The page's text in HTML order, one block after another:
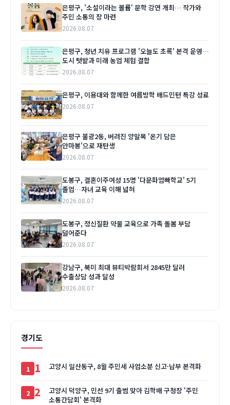
은평구, '소설이라는 볼륨' 문학 강연 개최… 작가와
주민 소통의 장 마련
2026.08.07
은평구, 청년 치유 프로그램 '오늘도 초록' 본격 운영…
도시 텃밭과 미래 농업 체험 결합
2026.08.07
은평구, 이용대와 함께한 여름방학 배드민턴 특강 성료
2026.08.07
은평구 불광2동, 버려진 양말목 '온기 담은
안마봉'으로 재탄생
2026.08.07
도봉구, 결혼이주여성 15명 '다문화엄빠학교' 5기
졸업…자녀 교육 이해 넓혀
2026.08.07
도봉구, 정신질환 약물 교육으로 가족 돌봄 부담
덜어준다
2026.08.07
강남구, 북미 최대 뷰티박람회서 2845만 달러
수출상담 성과 달성
2026.08.07
경기도
1 고양시 일산동구, 8월 주민세 사업소분 신고·납부 본격화
2
고양시 덕양구, 민선 9기 출범 맞아 김학배 구청장 '주민
소통간담회' 본격화